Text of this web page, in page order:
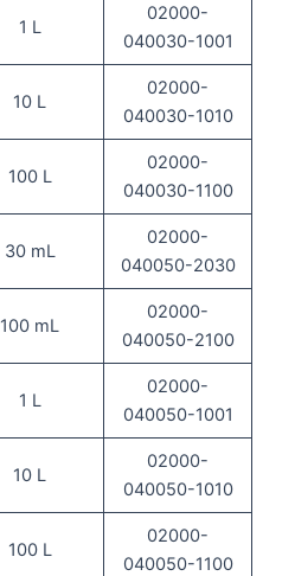
1 L
02000-
040030-1001
10 L
02000-
040030-1010
100 L
02000-
040030-1100
30 mL
02000-
040050-2030
100 mL
02000-
040050-2100
1 L
02000-
040050-1001
10 L
02000-
040050-1010
100 L
02000-
040050-1100